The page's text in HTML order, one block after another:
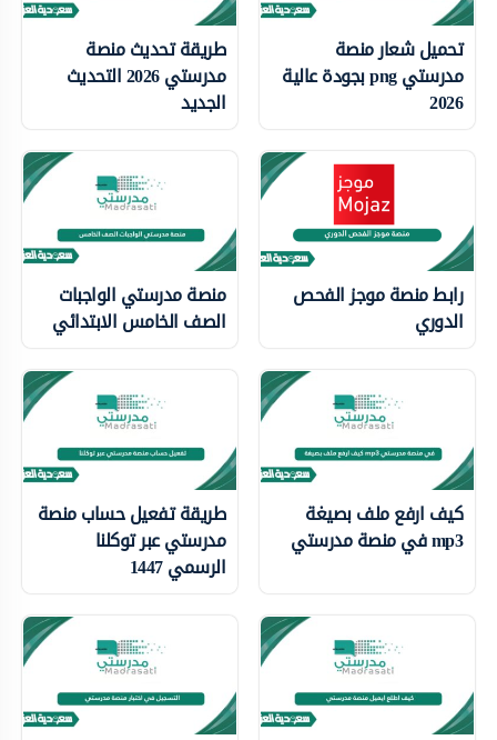
تحميل شعار منصة
مدرستي png بجودة عالية
2026
طريقة تحديث منصة
مدرستي 2026 التحديث
الجديد
رابط منصة موجز الفحص
الدوري
منصة مدرستي الواجبات
الصف الخامس الابتدائي
كيف ارفع ملف بصيغة
mp3 في منصة مدرستي
طريقة تفعيل حساب منصة
مدرستي عبر توكلنا
الرسمي 1447